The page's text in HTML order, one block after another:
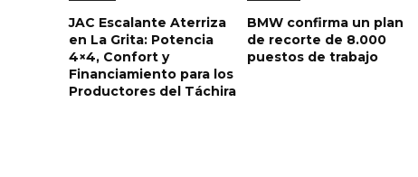
JAC Escalante Aterriza
en La Grita: Potencia
4×4, Confort y
Financiamiento para los
Productores del Táchira
BMW confirma un plan
de recorte de 8.000
puestos de trabajo